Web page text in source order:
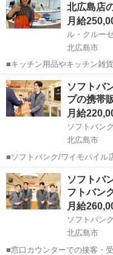
北広島店
月給
ル・クルー
北広島市
■キッチン用品やキッチン雑
の販売スタッフです。 具体
ディスプレイなど ・その他
品】 鋳物ホーロー鍋をはじ
北海道 北広島市 その他
ソフトバ
プの携帯
月給
ソフトバン
北広島市
■ソフトバンク/ワイモバイル
に、携帯電話の機種やプラン
商品・サービス・毎月の利用
す！店内POPを作成したり、
北海道 北広島市 その他
ソフトバ
フトバン
月給
ソフトバン
北広島市
■窓口カウンターでの接客・